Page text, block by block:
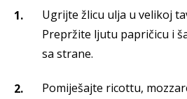
Ugrijte žlicu ulja u velikoj
Prepržite ljutu papričicu i
sa strane.
Pomiješajte ricottu,